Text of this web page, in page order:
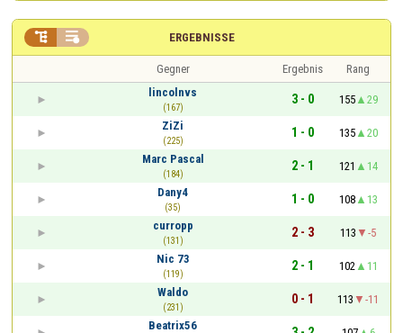
ERGEBNISSE
 
Gegner Ergebnis
Rang
lincolnvs
(167)
3 - 0 155
29
ZiZi
(225)
1 - 0 135
20
Marc Pascal
(184)
2 - 1 121
14
Dany4
(35)
1 - 0 108
13
curropp
(131)
2 - 3 113
-5
Nic 73
(119)
2 - 1 102
11
Waldo
(231)
0 - 1 113
-11
Beatrix56